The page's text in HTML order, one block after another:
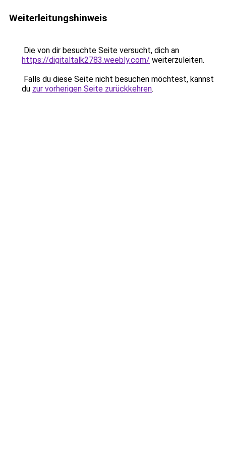
Weiterleitungshinweis
Die von dir besuchte Seite versucht, dich an
https://digitaltalk2783.weebly.com/ weiterzuleiten.
Falls du diese Seite nicht besuchen möchtest, kannst
du zur vorherigen Seite zurückkehren.